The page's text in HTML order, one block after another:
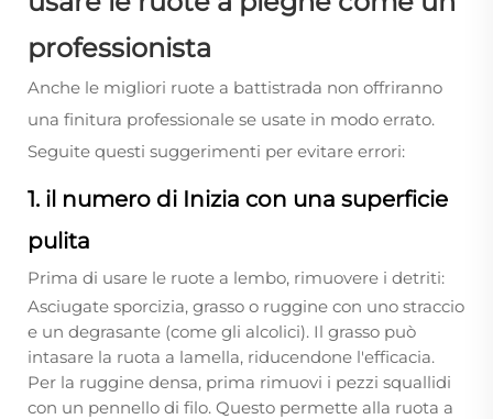
professionista
Anche le migliori ruote a battistrada non offriranno
una finitura professionale se usate in modo errato.
Seguite questi suggerimenti per evitare errori:
1. il numero di Inizia con una superficie
pulita
Prima di usare le ruote a lembo, rimuovere i detriti:
Asciugate sporcizia, grasso o ruggine con uno straccio
e un degrasante (come gli alcolici). Il grasso può
intasare la ruota a lamella, riducendone l'efficacia.
Per la ruggine densa, prima rimuovi i pezzi squallidi
con un pennello di filo. Questo permette alla ruota a